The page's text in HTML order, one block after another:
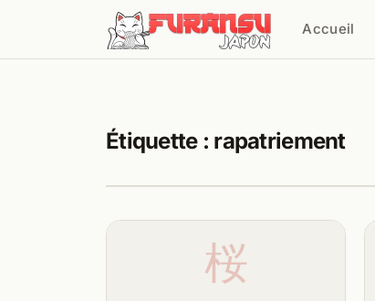
Aller au contenu
Accueil
Étiquette : rapatriement
桜